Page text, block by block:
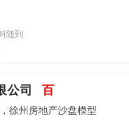
随到
公司 百
徐州房地产沙盘模型